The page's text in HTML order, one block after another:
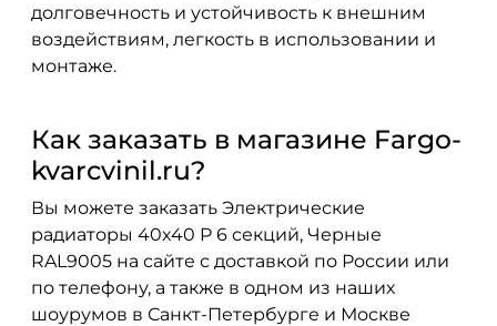
долговечность и устойчивость к внешним
воздействиям, легкость в использовании и
монтаже.
Как заказать в магазине Fargo-
kvarcvinil.ru?
Вы можете заказать Электрические
радиаторы 40x40 P 6 секций, Черные
RAL9005 на сайте с доставкой по России или
по телефону, а также в одном из наших
шоурумов в Санкт-Петербурге и Москве